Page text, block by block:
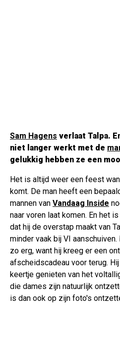
Sam Hagens verlaat Talpa.
niet langer werkt met de
gelukkig hebben ze een
Het is altijd weer een feest
komt. De man heeft een
mannen van Vandaag Inside
naar voren laat komen. En het
dat hij de overstap maakt van
minder vaak bij VI
zo erg, want hij kreeg er een
afscheidscadeau voor terug.
keertje genieten van het
die dames zijn natuurlijk
is dan ook op zijn foto's